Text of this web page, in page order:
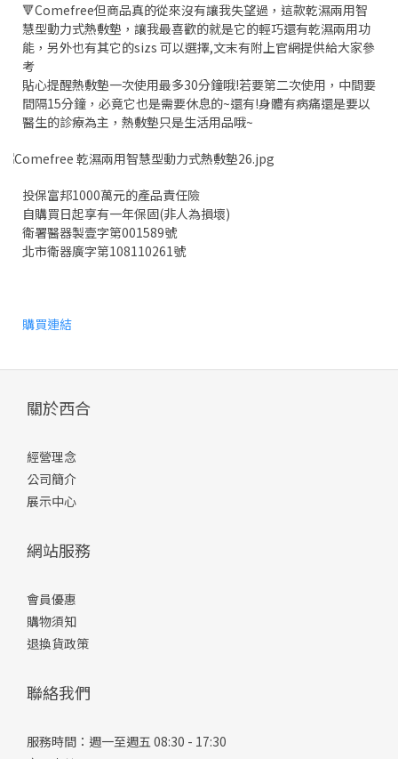
🔻Comefree但商品真的從來沒有讓我失望過，這款乾濕兩用智
慧型動力式熱敷墊，讓我最喜歡的就是它的輕巧還有乾濕兩用功
能，另外也有其它的sizs 可以選擇,文末有附上官網提供給大家參
考
貼心提醒熱敷墊一次使用最多30分鐘哦!若要第二次使用，中間要
間隔15分鐘，必竟它也是需要休息的~還有!身體有病痛還是要以
醫生的診療為主，熱敷墊只是生活用品哦~
投保富邦1000萬元的產品責任險
自購買日起享有一年保固(非人為損壞)
衛署醫器製壹字第001589號
北市衛器廣字第108110261號
購買連結
關於西合
經營理念
公司簡介
展示中心
網站服務
會員優惠
購物須知
退換貨政策
聯絡我們
服務時間：週一至週五 08:30 - 17:30